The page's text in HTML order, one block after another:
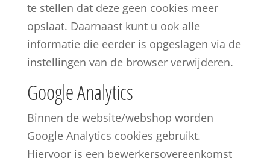
te stellen dat deze geen cookies meer
opslaat. Daarnaast kunt u ook alle
informatie die eerder is opgeslagen via de
instellingen van de browser verwijderen.
Google Analytics
Binnen de website/webshop worden
Google Analytics cookies gebruikt.
Hiervoor is een bewerkersovereenkomst